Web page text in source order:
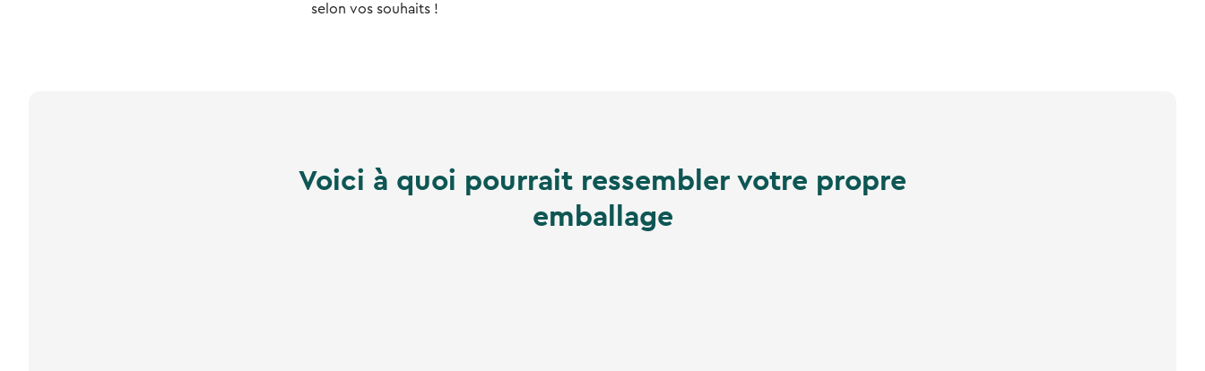
selon vos souhaits !
Voici à quoi pourrait ressembler votre propre
emballage